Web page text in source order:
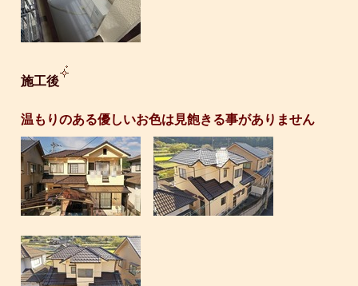
施工後
温もりのある優しいお色は見飽きる事がありません